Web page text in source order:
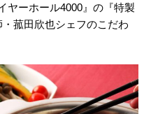
ヤーホール4000』の『特製
菰田欣也シェフのこだわ